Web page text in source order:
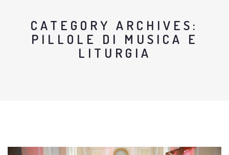
CATEGORY ARCHIVES:
PILLOLE DI MUSICA E
LITURGIA